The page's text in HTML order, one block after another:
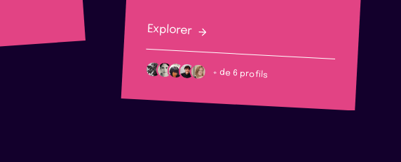
Explorer
+ de 6 profils